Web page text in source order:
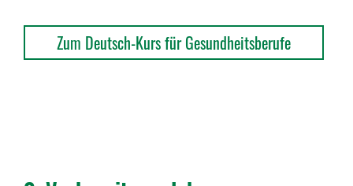
Zum Deutsch-Kurs für Gesundheitsberufe